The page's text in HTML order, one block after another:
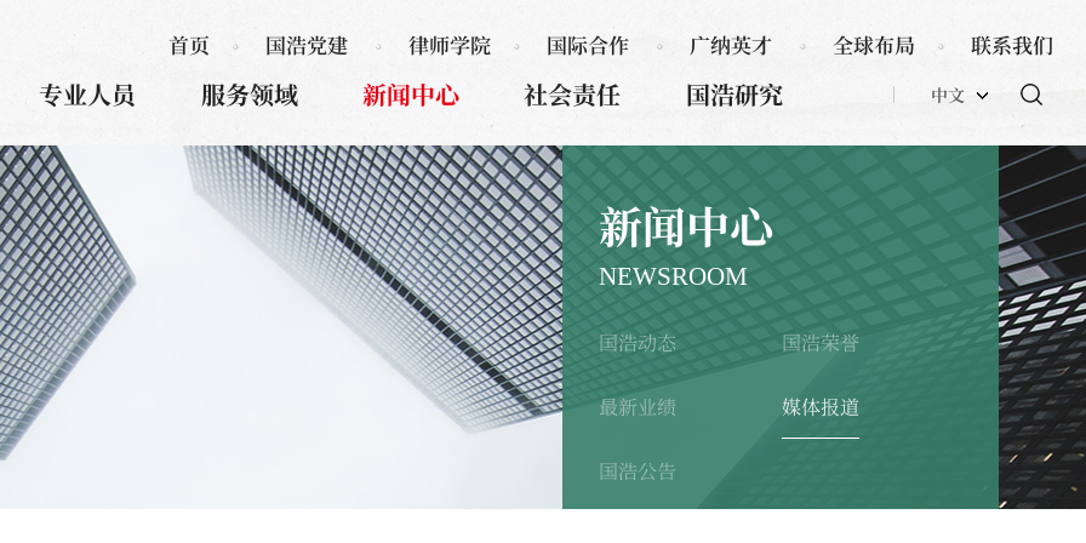
专业人员 服务领域 新闻中心 社会责任 国浩研究 中文
首页 国浩党建 律师学院 国际合作 广纳英才 全球布局 联系我们
新闻中心
NEWSROOM
国浩动态 国浩荣誉
最新业绩 媒体报道
国浩公告